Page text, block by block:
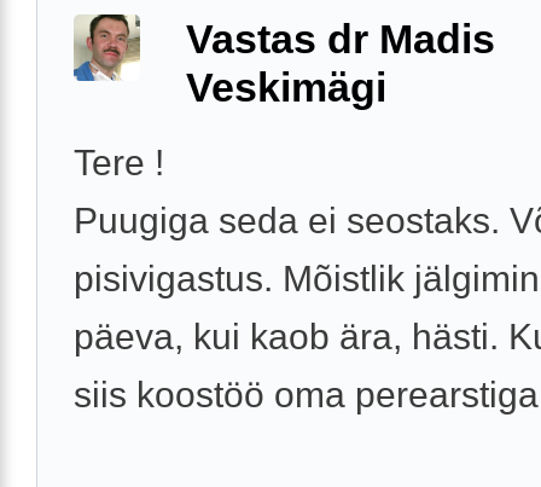
Vastas dr Madis
Veskimägi
Tere !
Puugiga seda ei seostaks.
pisivigastus. Mõistlik
päeva, kui kaob ära, hästi.
siis koostöö oma